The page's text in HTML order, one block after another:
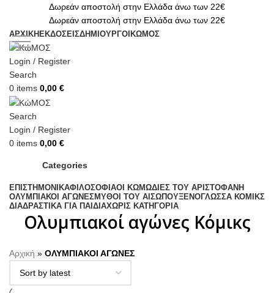
Δωρεάν αποστολή στην Ελλάδα άνω των 22€
Δωρεάν αποστολή στην Ελλάδα άνω των 22€
ΑΡΧΙΚΗ ΕΚΔΟΣΕΙΣΔΗΜΙΟΥΡΓΟΙ ΚΏΜΟΣ
Login / Register
Search
0 items 0,00 €
Search
Login / Register
0 items 0,00 €
Categories
ΕΠΙΣΤΗΜΟΝΙΚΑΦΙΛΟΣΟΦΙΑΟΙ ΚΩΜΩΔΙΕΣ ΤΟΥ ΑΡΙΣΤΟΦΑΝΗ
ΟΛΥΜΠΙΑΚΟΙ ΑΓΩΝΕΣΜΥΘΟΙ ΤΟΥ ΑΙΣΩΠΟΥΞΕΝΟΓΛΩΣΣΑ ΚΟΜΙΚΣ
ΔΙΑΔΡΑΣΤΙΚΑ ΓΙΑ ΠΑΙΔΙΑΧΩΡΊΣ ΚΑΤΗΓΟΡΊΑ
Ολυμπιακοί αγώνες Κόμικς
Αρχική » ΟΛΥΜΠΙΑΚΟΙ ΑΓΩΝΕΣ